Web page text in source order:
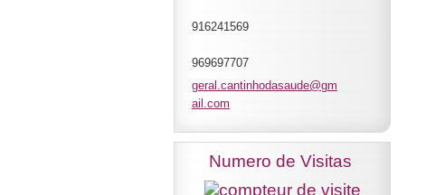
916241569
969697707
geral.cantinhodasaude@gm
ail.com
Numero de Visitas